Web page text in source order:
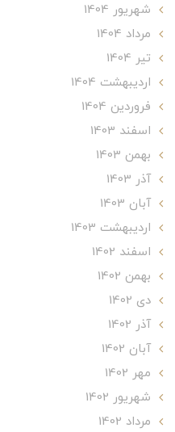
شهریور 1404
مرداد 1404
تير 1404
ارديبهشت 1404
فروردین 1404
اسفند 1403
بهمن 1403
آذر 1403
آبان 1403
ارديبهشت 1403
اسفند 1402
بهمن 1402
دی 1402
آذر 1402
آبان 1402
مهر 1402
شهریور 1402
مرداد 1402